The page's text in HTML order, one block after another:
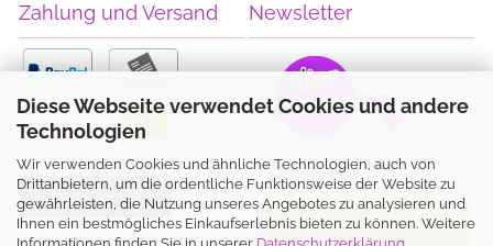
Diese Webseite verwendet Cookies und andere
Technologien
Wir verwenden Cookies und ähnliche Technologien, auch von
Drittanbietern, um die ordentliche Funktionsweise der Website zu
gewährleisten, die Nutzung unseres Angebotes zu analysieren und
Ihnen ein bestmögliches Einkaufserlebnis bieten zu können. Weitere
Zahlung und Versand
Vertrag widerrufen
Newsletter